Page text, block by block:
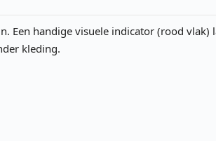
handige visuele indicator (rood vlak)
kleding.